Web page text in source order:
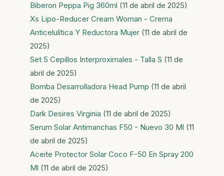
Biberon Peppa Pig 360ml (11 de abril de 2025)
Xs Lipo-Reducer Cream Woman - Crema
Anticelulítica Y Reductora Mujer (11 de abril de
2025)
Set 5 Cepillos Interproximales - Talla S (11 de
abril de 2025)
Bomba Desarrolladora Head Pump (11 de abril
de 2025)
Dark Desires Virginia (11 de abril de 2025)
Serum Solar Antimanchas F50 - Nuevo 30 Ml (11
de abril de 2025)
Aceite Protector Solar Coco F-50 En Spray 200
Ml (11 de abril de 2025)